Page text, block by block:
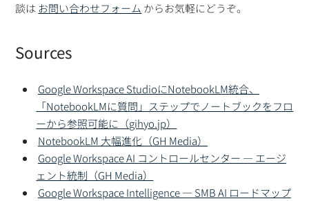
談は お問い合わせフォーム からお気軽にどうぞ。
Sources
Google Workspace StudioにNotebookLM統合、
「NotebookLMに質問」ステップでノートブックをフロ
ーから参照可能に（gihyo.jp）
NotebookLM 大幅進化（GH Media）
Google Workspace AI コントロールセンター — エージ
ェント統制（GH Media）
Google Workspace Intelligence — SMB AI ロードマップ